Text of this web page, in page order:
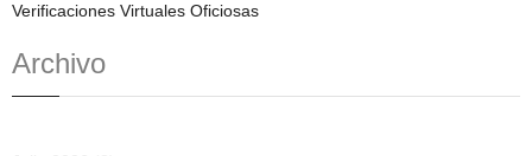
Verificaciones Virtuales Oficiosas
Archivo